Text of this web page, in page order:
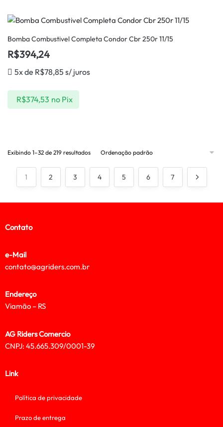
Bomba Combustivel Completa Condor Cbr 250r 11/15
R$394,24
5x de R$78,85 s/ juros
R$374,53 no Pix
Exibindo 1–32 de 219 resultados
1 2 3 4 5 6 7
Contato
e-Mail
contato@agriders.com.br
Endereço
Viamão – RS
AG Riders Comercio
CNPJ: 45.665.309/0001-39
Link
Política de privacidade
Prazo de entrega